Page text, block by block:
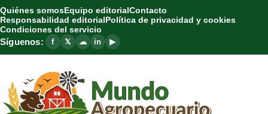
Quiénes somosEquipo editorialContacto
Responsabilidad editorialPolítica de privacidad y cookies
Condiciones del servicio
Síguenos: f 𝕏 ☁ in ▶